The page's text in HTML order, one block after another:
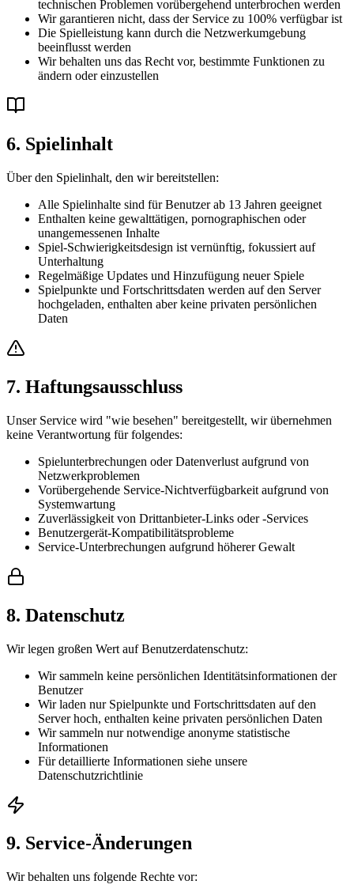
technischen Problemen vorübergehend unterbrochen werden
Wir garantieren nicht, dass der Service zu 100% verfügbar ist
Die Spielleistung kann durch die Netzwerkumgebung
beeinflusst werden
Wir behalten uns das Recht vor, bestimmte Funktionen zu
ändern oder einzustellen
6. Spielinhalt
Über den Spielinhalt, den wir bereitstellen:
Alle Spielinhalte sind für Benutzer ab 13 Jahren geeignet
Enthalten keine gewalttätigen, pornographischen oder
unangemessenen Inhalte
Spiel-Schwierigkeitsdesign ist vernünftig, fokussiert auf
Unterhaltung
Regelmäßige Updates und Hinzufügung neuer Spiele
Spielpunkte und Fortschrittsdaten werden auf den Server
hochgeladen, enthalten aber keine privaten persönlichen
Daten
7. Haftungsausschluss
Unser Service wird "wie besehen" bereitgestellt, wir übernehmen
keine Verantwortung für folgendes:
Spielunterbrechungen oder Datenverlust aufgrund von
Netzwerkproblemen
Vorübergehende Service-Nichtverfügbarkeit aufgrund von
Systemwartung
Zuverlässigkeit von Drittanbieter-Links oder -Services
Benutzergerät-Kompatibilitätsprobleme
Service-Unterbrechungen aufgrund höherer Gewalt
8. Datenschutz
Wir legen großen Wert auf Benutzerdatenschutz:
Wir sammeln keine persönlichen Identitätsinformationen der
Benutzer
Wir laden nur Spielpunkte und Fortschrittsdaten auf den
Server hoch, enthalten keine privaten persönlichen Daten
Wir sammeln nur notwendige anonyme statistische
Informationen
Für detaillierte Informationen siehe unsere
Datenschutzrichtlinie
9. Service-Änderungen
Wir behalten uns folgende Rechte vor: